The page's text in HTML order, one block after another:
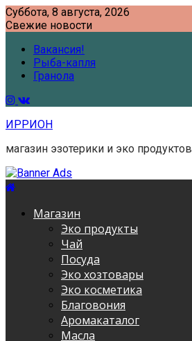
Skip
to
Суббота, 8 августа, 2026
Свежие новости
Вакансия!
Рыба-капля
Гранола
ИРРИОН
магазин эзотерики и эко продуктов
Магазин
Эко продукты
Чай
Посуда
Эко хозтовары
Эко косметика
Благовония
Аромакаталог
Масла